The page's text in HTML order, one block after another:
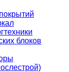
блоков